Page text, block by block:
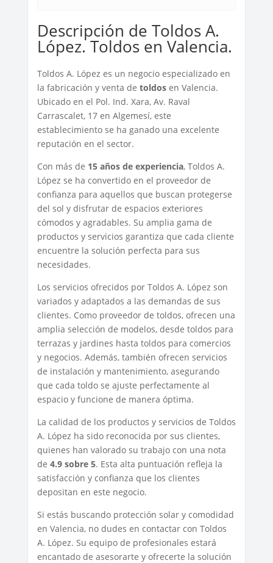
Descripción de Toldos A.
López. Toldos en Valencia.
Toldos A. López es un negocio especializado en
la fabricación y venta de toldosen Valencia.
Ubicado en el Pol. Ind. Xara, Av. Raval
Carrascalet, 17 en Algemesí, este
establecimiento se ha ganado una excelente
reputación en el sector.
Con más de 15 años de experiencia, Toldos A.
López se ha convertido en el proveedor de
confianza para aquellos que buscan protegerse
del sol y disfrutar de espacios exteriores
cómodos y agradables. Su amplia gama de
productos y servicios garantiza que cada cliente
encuentre la solución perfecta para sus
necesidades.
Los servicios ofrecidos por Toldos A. López son
variados y adaptados a las demandas de sus
clientes. Como proveedor de toldos, ofrecen una
amplia selección de modelos, desde toldos para
terrazas y jardines hasta toldos para comercios
y negocios. Además, también ofrecen servicios
de instalación y mantenimiento, asegurando
que cada toldo se ajuste perfectamente al
espacio y funcione de manera óptima.
La calidad de los productos y servicios de Toldos
A. López ha sido reconocida por sus clientes,
quienes han valorado su trabajo con una nota
de 4.9 sobre 5. Esta alta puntuación refleja la
satisfacción y confianza que los clientes
depositan en este negocio.
Si estás buscando protección solar y comodidad
en Valencia, no dudes en contactar con Toldos
A. López. Su equipo de profesionales estará
encantado de asesorarte y ofrecerte la solución